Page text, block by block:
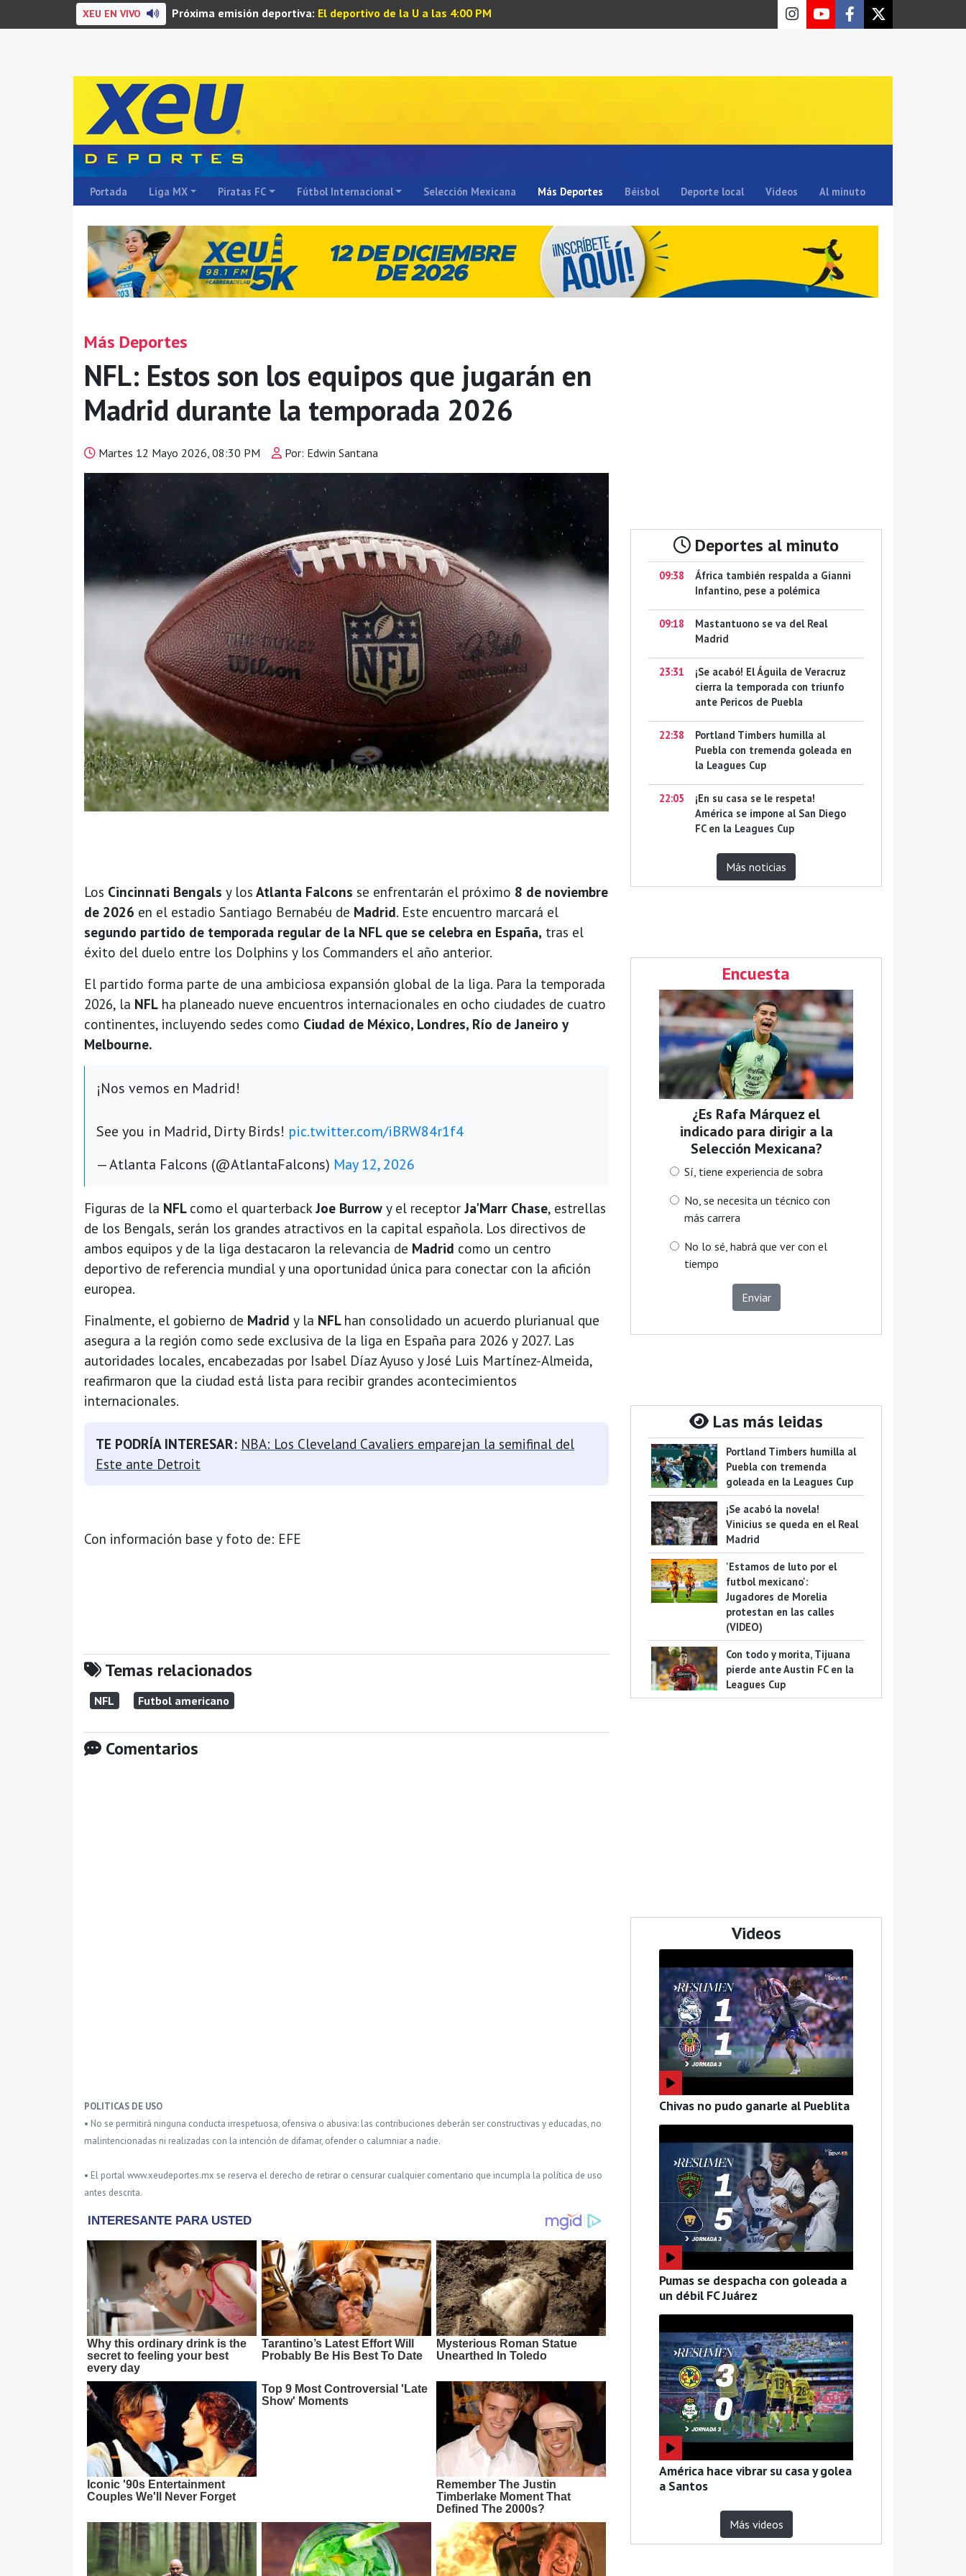
XEU EN VIVO Próxima emisión deportiva: El deportivo de la U a las 4:00 PM
Portada Liga MX Piratas FC Fútbol Internacional Selección Mexicana Más Deportes Béisbol Deporte local Videos Al minuto
Más Deportes
NFL: Estos son los equipos que jugarán en
Madrid durante la temporada 2026
Martes 12 Mayo 2026, 08:30 PM Por: Edwin Santana
Los Cincinnati Bengals y los Atlanta Falcons se enfrentarán el próximo 8 de noviembre
de 2026 en el estadio Santiago Bernabéu de Madrid. Este encuentro marcará el
segundo partido de temporada regular de la NFL que se celebra en España, tras el
éxito del duelo entre los Dolphins y los Commanders el año anterior.
El partido forma parte de una ambiciosa expansión global de la liga. Para la temporada
2026, la NFL ha planeado nueve encuentros internacionales en ocho ciudades de cuatro
continentes, incluyendo sedes como Ciudad de México, Londres, Río de Janeiro y
Melbourne.
¡Nos vemos en Madrid!
See you in Madrid, Dirty Birds! pic.twitter.com/iBRW84r1f4
— Atlanta Falcons (@AtlantaFalcons) May 12, 2026
Figuras de la NFL como el quarterbackJoe Burrow y el receptor Ja'Marr Chase, estrellas
de los Bengals, serán los grandes atractivos en la capital española. Los directivos de
ambos equipos y de la liga destacaron la relevancia de Madrid como un centro
deportivo de referencia mundial y una oportunidad única para conectar con la afición
europea.
Finalmente, el gobierno de Madrid y la NFL han consolidado un acuerdo plurianual que
asegura a la región como sede exclusiva de la liga en España para 2026 y 2027. Las
autoridades locales, encabezadas por Isabel Díaz Ayuso y José Luis Martínez-Almeida,
reafirmaron que la ciudad está lista para recibir grandes acontecimientos
internacionales.
TE PODRÍA INTERESAR: NBA: Los Cleveland Cavaliers emparejan la semifinal del
Este ante Detroit
Con información base y foto de: EFE
Temas relacionados
NFL Futbol americano
Comentarios
POLITICAS DE USO
• No se permitirá ninguna conducta irrespetuosa, ofensiva o abusiva: las contribuciones deberán ser constructivas y educadas, no
malintencionadas ni realizadas con la intención de difamar, ofender o calumniar a nadie.
• El portal www.xeudeportes.mx se reserva el derecho de retirar o censurar cualquier comentario que incumpla la política de uso
antes descrita.
Deportes al minuto
09:38
África también respalda a Gianni
Infantino, pese a polémica
09:18
Mastantuono se va del Real
Madrid
23:31
¡Se acabó! El Águila de Veracruz
cierra la temporada con triunfo
ante Pericos de Puebla
22:38
Portland Timbers humilla al
Puebla con tremenda goleada en
la Leagues Cup
22:05
¡En su casa se le respeta!
América se impone al San Diego
FC en la Leagues Cup
Más noticias
Encuesta
¿Es Rafa Márquez el
indicado para dirigir a la
Selección Mexicana?
Sí, tiene experiencia de sobra
No, se necesita un técnico con
más carrera
No lo sé, habrá que ver con el
tiempo
Enviar
Las más leidas
Portland Timbers humilla al
Puebla con tremenda
goleada en la Leagues Cup
¡Se acabó la novela!
Vinicius se queda en el Real
Madrid
'Estamos de luto por el
futbol mexicano':
Jugadores de Morelia
protestan en las calles
(VIDEO)
Con todo y morita, Tijuana
pierde ante Austin FC en la
Leagues Cup
Videos
Chivas no pudo ganarle al Pueblita
Pumas se despacha con goleada a
un débil FC Juárez
América hace vibrar su casa y golea
a Santos
Más videos